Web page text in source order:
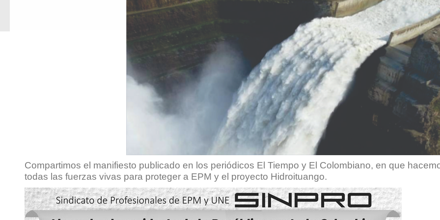
Compartimos el manifiesto publicado en los periódicos El Tiempo y El Colombiano, en que
todas las fuerzas vivas para proteger a EPM y el proyecto Hidroituango.